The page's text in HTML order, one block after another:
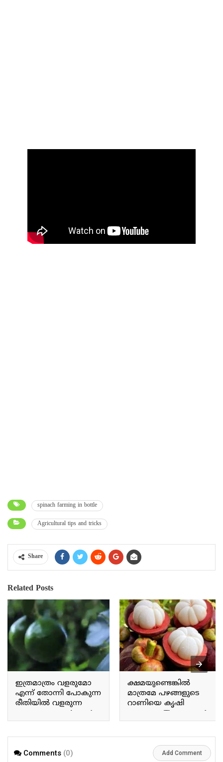
spinach farming in bottle
Agricultural tips and tricks
Share
Related Posts
ഇത്രമാത്രം വളരുമോ
എന്ന് തോന്നി പോകുന്ന
രീതിയിൽ വളരുന്ന
അവക്കാഡോ Avocado
grows in a way that makes
ക്ഷമയുണ്ടെങ്കിൽ
മാത്രമേ പഴങ്ങളുടെ
റാണിയെ കൃഷി
ചെയ്യാവൂ The queen of
fruits can only be
Comments (0) Add Comment